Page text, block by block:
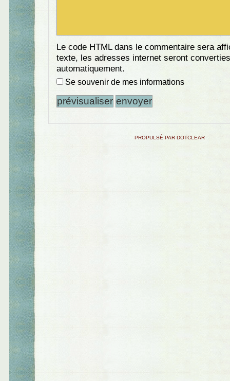
Le code HTML dans le commentaire sera
texte, les adresses internet seront converties
automatiquement.
Se souvenir de mes informations
PROPULSÉ PAR DOTCLEAR